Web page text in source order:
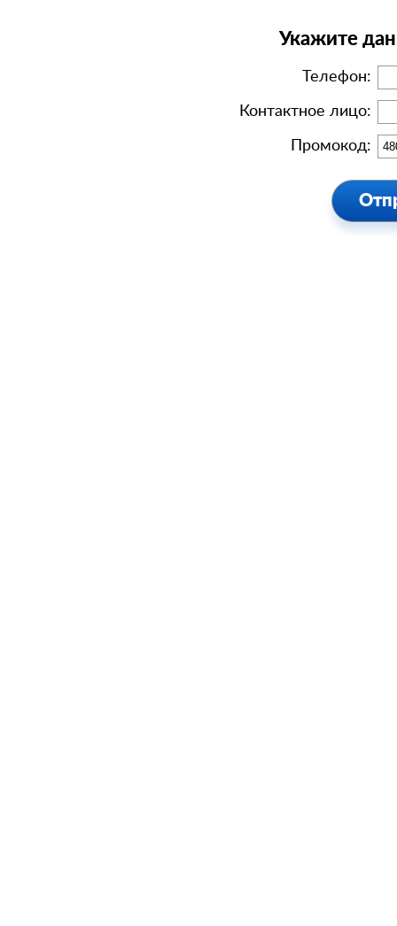
Укажите
Телефон:
Контактное лицо:
Промокод: